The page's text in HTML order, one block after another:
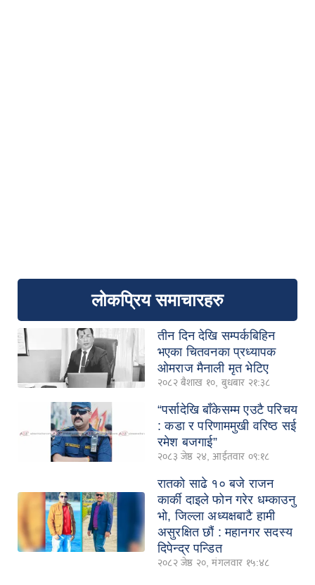
लोकप्रिय समाचारहरु
तीन दिन देखि सम्पर्कबिहिन
भएका चितवनका प्रध्यापक
ओमराज मैनाली मृत भेटिए
२०८२ बैशाख १०, बुधबार २१:३८
“पर्सादेखि बाँकेसम्म एउटै परिचय
: कडा र परिणाममुखी वरिष्ठ सई
रमेश बजगाई”
२०८३ जेष्ठ २४, आईतवार ०९:१८
रातको साढे १० बजे राजन
कार्की दाइले फोन गरेर धम्काउनु
भो, जिल्ला अध्यक्षबाटै हामी
असुरक्षित छौं : महानगर सदस्य
दिपेन्द्र पन्डित
२०८२ जेष्ठ २०, मंगलवार १५:४८